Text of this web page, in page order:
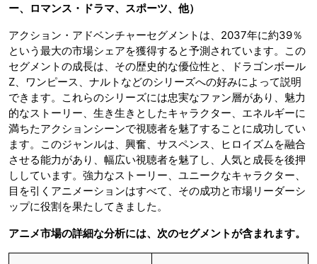
ー、ロマンス・ドラマ、スポーツ、他）
アクション・アドベンチャーセグメントは、2037年に約39％
という最大の市場シェアを獲得すると予測されています。この
セグメントの成長は、その歴史的な優位性と、ドラゴンボール
Z、ワンピース、ナルトなどのシリーズへの好みによって説明
できます。これらのシリーズには忠実なファン層があり、魅力
的なストーリー、生き生きとしたキャラクター、エネルギーに
満ちたアクションシーンで視聴者を魅了することに成功してい
ます。このジャンルは、興奮、サスペンス、ヒロイズムを融合
させる能力があり、幅広い視聴者を魅了し、人気と成長を後押
ししています。強力なストーリー、ユニークなキャラクター、
目を引くアニメーションはすべて、その成功と市場リーダーシ
ップに役割を果たしてきました。
アニメ市場の詳細な分析には、次のセグメントが含まれます。